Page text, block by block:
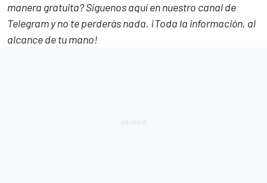
manera gratuita? Síguenosaquí en nuestro canal de
Telegramy no te perderás nada. ¡Toda la información, al
alcance de tu mano!